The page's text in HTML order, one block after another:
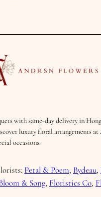
with same-day delivery in
luxury floral arrangements at
occasions.
Petal & Poem, Bydeau,
& Song, Floristics Co,